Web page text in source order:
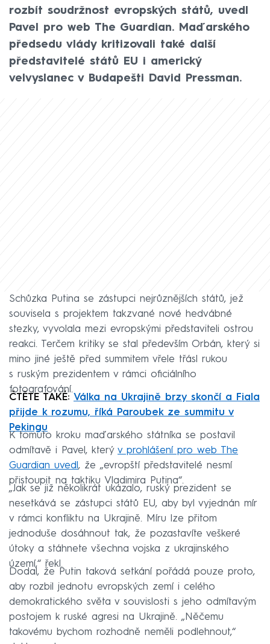
rozbít soudržnost evropských států, uvedl
Pavel pro web The Guardian. Maďarského
předsedu vlády kritizovali také další
představitelé států EU i americký
velvyslanec v Budapešti David Pressman.
Schůzka Putina se zástupci nejrůznějších států, jež
souvisela s projektem takzvané nové hedvábné
stezky, vyvolala mezi evropskými představiteli ostrou
reakci. Terčem kritiky se stal především Orbán, který si
mino jiné ještě před summitem vřele třásl rukou
s ruským prezidentem v rámci oficiálního
fotografování.
ČTĚTE TAKÉ: Válka na Ukrajině brzy skončí a Fiala
přijde k rozumu, říká Paroubek ze summitu v
Pekingu
K tomuto kroku maďarského státníka se postavil
odmítavě i Pavel, který v prohlášení pro web The
Guardian uvedl , že „evropští představitelé nesmí
přistoupit na taktiku Vladimira Putina“.
„Jak se již několikrát ukázalo, ruský prezident se
nesetkává se zástupci států EU, aby byl vyjednán mír
v rámci konfliktu na Ukrajině. Míru lze přitom
jednoduše dosáhnout tak, že pozastavíte veškeré
útoky a stáhnete všechna vojska z ukrajinského
území,“ řekl.
Dodal, že Putin taková setkání pořádá pouze proto,
aby rozbil jednotu evropských zemí i celého
demokratického světa v souvislosti s jeho odmítavým
postojem k ruské agresi na Ukrajině. „Něčemu
takovému bychom rozhodně neměli podlehnout,“